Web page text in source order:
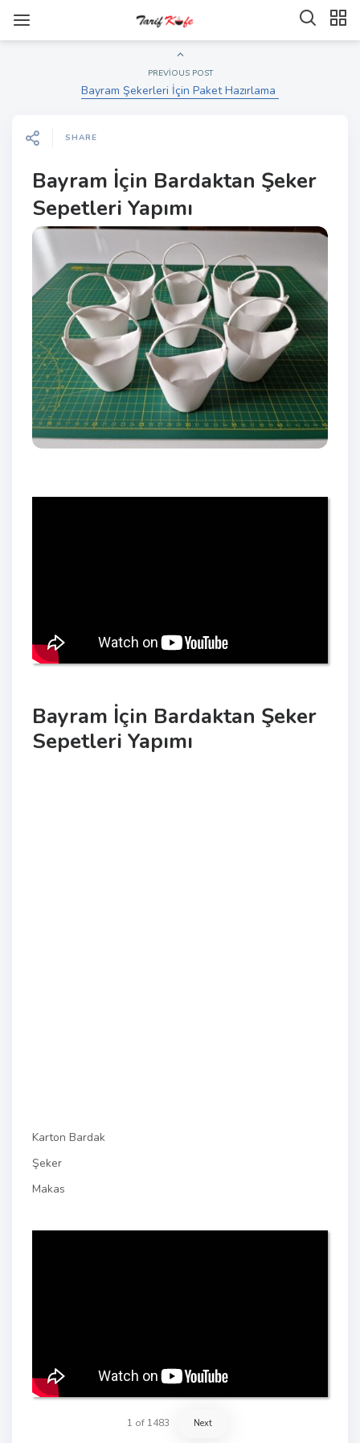
PREVIOUS POST
Bayram Şekerleri İçin Paket Hazırlama
SHARE
Bayram İçin Bardaktan Şeker
Sepetleri Yapımı
Bayram İçin Bardaktan Şeker
Sepetleri Yapımı
Karton Bardak
Şeker
Makas
1 of 1483 Next